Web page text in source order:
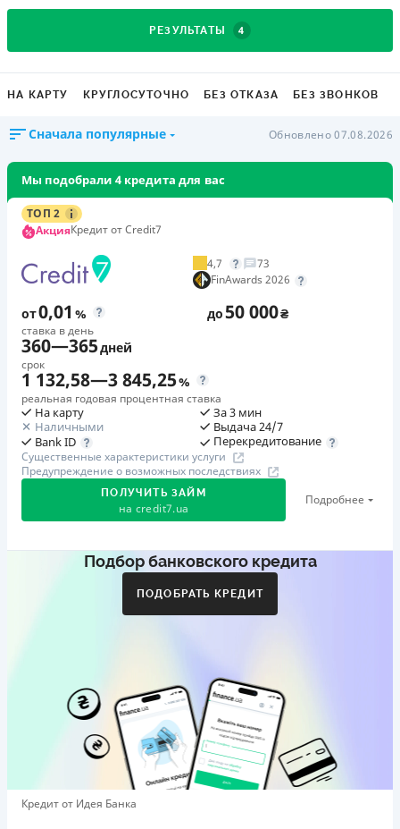
РЕЗУЛЬТАТЫ 4
НА КАРТУ КРУГЛОСУТОЧНО БЕЗ ОТКАЗА БЕЗ ЗВОНКОВ
Сначала популярные Обновлено 07.08.2026
Мы подобрали 4 кредита для вас
ТОП 2
АкцияКредит от Credit7
4,7
73
FinAwards 2026
от0,01 %
ставка в день
до50 000₴
360—365дней
срок
1 132,58—3 845,25%
реальная годовая процентная ставка
На карту
Наличными
Bank ID
За 3 мин
Выдача 24/7
Перекредитование
Существенные характеристики услуги
Предупреждение о возможных последствиях
ПОЛУЧИТЬ ЗАЙМ
на credit7.ua
Подробнее
Акция: «Кешбэк за друга»
друг регистрируется и получает первый кредит (от
Бронзовый призер FinAwards 2026 «Лучшая программа
лояльности»
Первый займ
от 0,01%/день до 30 000 ₴
Повторный займ
Подбор банковского кредита
ПОДОБРАТЬ КРЕДИТ
Кредит от Идея Банка